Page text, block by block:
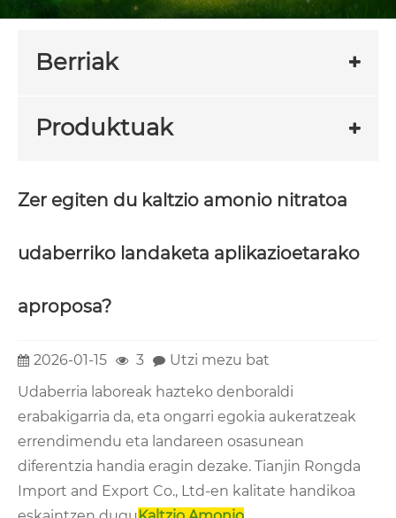
Berriak
Produktuak
Zer egiten du kaltzio amonio nitratoa
udaberriko landaketa aplikazioetarako
aproposa?
2026-01-15 3
Utzi mezu bat
Udaberria laboreak hazteko denboraldi
erabakigarria da, eta ongarri egokia aukeratzeak
errendimendu eta landareen osasunean
diferentzia handia eragin dezake. Tianjin Rongda
Import and Export Co., Ltd-en kalitate handikoa